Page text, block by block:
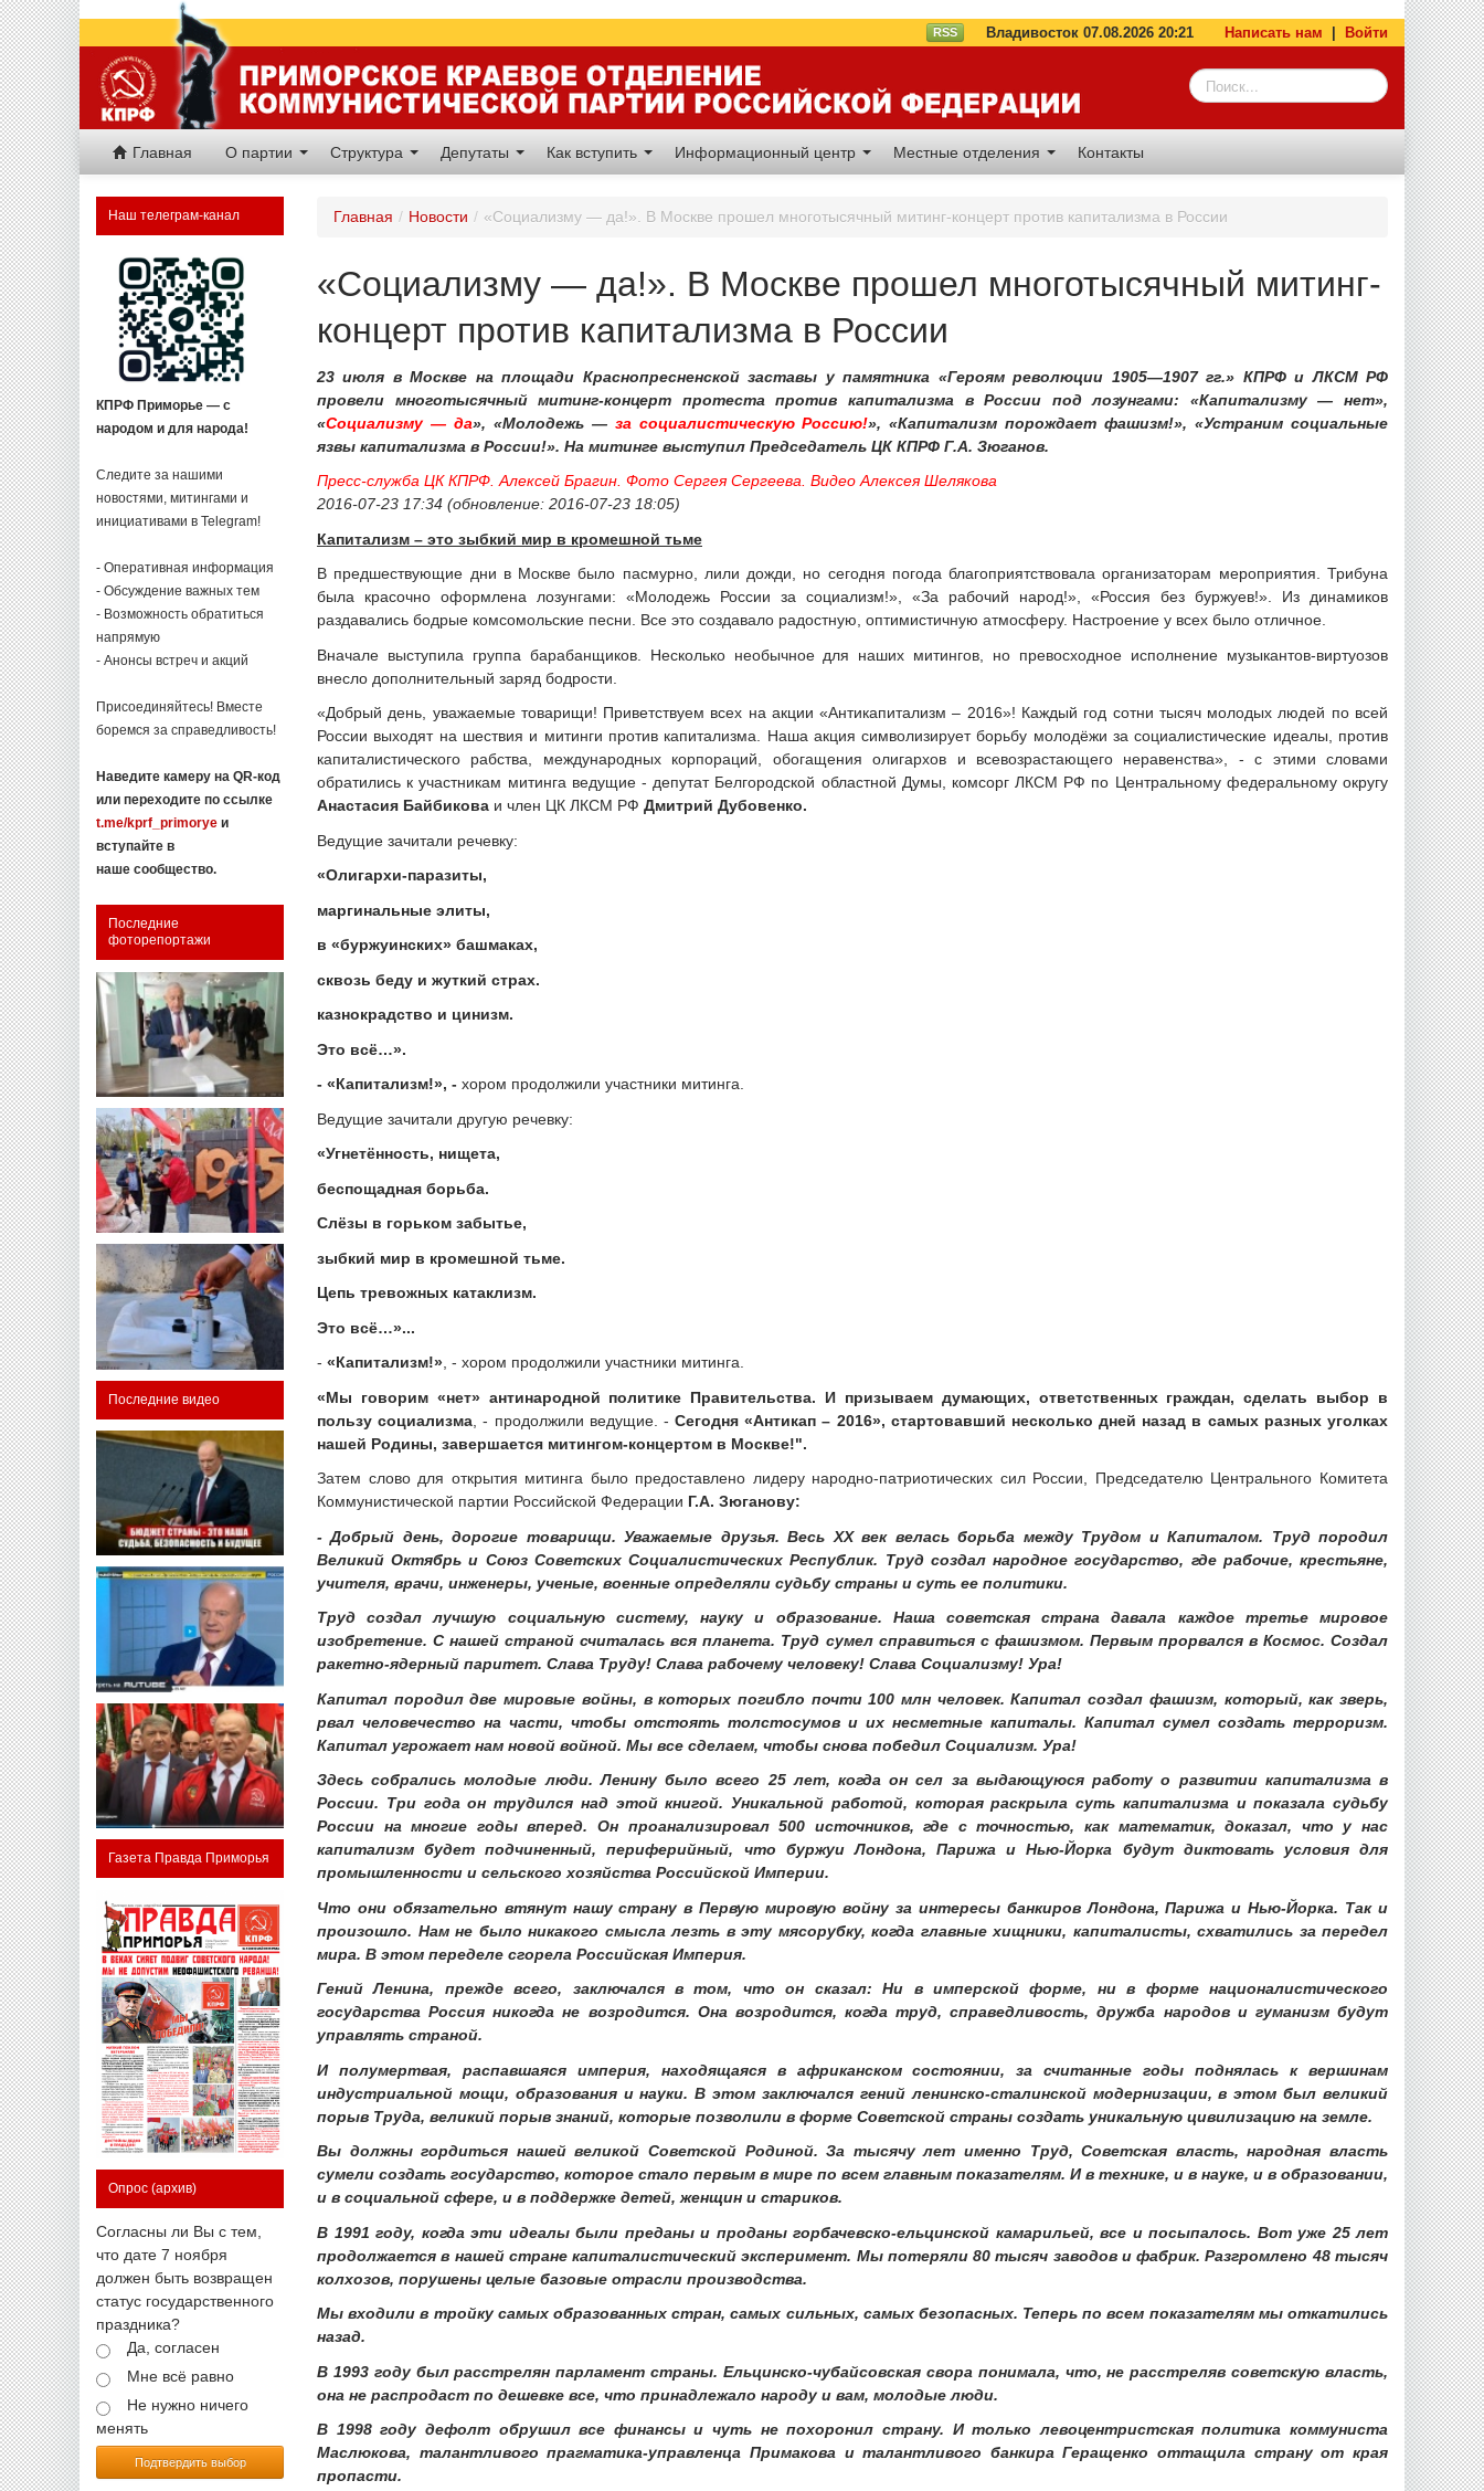
RSS Владивосток 07.08.2026 20:21 Написать нам Войти
Главная О партии Структура Депутаты Как вступить Информационный центр Местные отделения Контакты
Наш телеграм-канал
КПРФ Приморье — с
народом и для народа!
Следите за нашими
новостями, митингами и
инициативами в Telegram!
- Оперативная информация
- Обсуждение важных тем
- Возможность обратиться
напрямую
- Анонсы встреч и акций
Присоединяйтесь! Вместе
боремся за справедливость!
Наведите камеру на QR-код
или переходите по ссылке
t.me/kprf_primorye и
вступайте в
наше сообщество.
Последние
фоторепортажи
Последние видео
Газета Правда Приморья
Опрос (архив)
Согласны ли Вы с тем,
что дате 7 ноября
должен быть возвращен
статус государственного
праздника?
Да, согласен
Мне всё равно
Не нужно ничего
менять
Подтвердить выбор
Главная / Новости / «Социализму — да!». В Москве прошел многотысячный митинг-концерт против капитализма в России
«Социализму — да!». В Москве прошел многотысячный митинг-
концерт против капитализма в России
23 июля в Москве на площади Краснопресненской заставы у памятника «Героям революции 1905—1907 гг.» КПРФ и ЛКСМ РФ
провели многотысячный митинг-концерт протеста против капитализма в России под лозунгами: «Капитализму — нет»,
«Социализму — да», «Молодежь — за социалистическую Россию!», «Капитализм порождает фашизм!», «Устраним социальные
язвы капитализма в России!». На митинге выступил Председатель ЦК КПРФ Г.А. Зюганов.
Пресс-служба ЦК КПРФ. Алексей Брагин. Фото Сергея Сергеева. Видео Алексея Шелякова
2016-07-23 17:34 (обновление: 2016-07-23 18:05)
Капитализм – это зыбкий мир в кромешной тьме
В предшествующие дни в Москве было пасмурно, лили дожди, но сегодня погода благоприятствовала организаторам мероприятия. Трибуна
была красочно оформлена лозунгами: «Молодежь России за социализм!», «За рабочий народ!», «Россия без буржуев!». Из динамиков
раздавались бодрые комсомольские песни. Все это создавало радостную, оптимистичную атмосферу. Настроение у всех было отличное.
Вначале выступила группа барабанщиков. Несколько необычное для наших митингов, но превосходное исполнение музыкантов-виртуозов
внесло дополнительный заряд бодрости.
«Добрый день, уважаемые товарищи! Приветствуем всех на акции «Антикапитализм – 2016»! Каждый год сотни тысяч молодых людей по всей
России выходят на шествия и митинги против капитализма. Наша акция символизирует борьбу молодёжи за социалистические идеалы, против
капиталистического рабства, международных корпораций, обогащения олигархов и всевозрастающего неравенства», - с этими словами
обратились к участникам митинга ведущие - депутат Белгородской областной Думы, комсорг ЛКСМ РФ по Центральному федеральному округу
Анастасия Байбикова и член ЦК ЛКСМ РФ Дмитрий Дубовенко.
Ведущие зачитали речевку:
«Олигархи-паразиты,
маргинальные элиты,
в «буржуинских» башмаках,
сквозь беду и жуткий страх.
казнокрадство и цинизм.
Это всё…».
- «Капитализм!», - хором продолжили участники митинга.
Ведущие зачитали другую речевку:
«Угнетённость, нищета,
беспощадная борьба.
Слёзы в горьком забытье,
зыбкий мир в кромешной тьме.
Цепь тревожных катаклизм.
Это всё…»...
- «Капитализм!» , - хором продолжили участники митинга.
«Мы говорим «нет» антинародной политике Правительства. И призываем думающих, ответственных граждан, сделать выбор в
пользу социализма , - продолжили ведущие. -Сегодня «Антикап – 2016», стартовавший несколько дней назад в самых разных уголках
нашей Родины, завершается митингом-концертом в Москве!".
Затем слово для открытия митинга было предоставлено лидеру народно-патриотических сил России, Председателю Центрального Комитета
Коммунистической партии Российской Федерации Г.А. Зюганову:
- Добрый день, дорогие товарищи. Уважаемые друзья. Весь XX век велась борьба между Трудом и Капиталом. Труд породил
Великий Октябрь и Союз Советских Социалистических Республик. Труд создал народное государство, где рабочие, крестьяне,
учителя, врачи, инженеры, ученые, военные определяли судьбу страны и суть ее политики.
Труд создал лучшую социальную систему, науку и образование. Наша советская страна давала каждое третье мировое
изобретение. С нашей страной считалась вся планета. Труд сумел справиться с фашизмом. Первым прорвался в Космос. Создал
ракетно-ядерный паритет. Слава Труду! Слава рабочему человеку! Слава Социализму! Ура!
Капитал породил две мировые войны, в которых погибло почти 100 млн человек. Капитал создал фашизм, который, как зверь,
рвал человечество на части, чтобы отстоять толстосумов и их несметные капиталы. Капитал сумел создать терроризм.
Капитал угрожает нам новой войной. Мы все сделаем, чтобы снова победил Социализм. Ура!
Здесь собрались молодые люди. Ленину было всего 25 лет, когда он сел за выдающуюся работу о развитии капитализма в
России. Три года он трудился над этой книгой. Уникальной работой, которая раскрыла суть капитализма и показала судьбу
России на многие годы вперед. Он проанализировал 500 источников, где с точностью, как математик, доказал, что у нас
капитализм будет подчиненный, периферийный, что буржуи Лондона, Парижа и Нью-Йорка будут диктовать условия для
промышленности и сельского хозяйства Российской Империи.
Что они обязательно втянут нашу страну в Первую мировую войну за интересы банкиров Лондона, Парижа и Нью-Йорка. Так и
произошло. Нам не было никакого смысла лезть в эту мясорубку, когда главные хищники, капиталисты, схватились за передел
мира. В этом переделе сгорела Российская Империя.
Гений Ленина, прежде всего, заключался в том, что он сказал: Ни в имперской форме, ни в форме националистического
государства Россия никогда не возродится. Она возродится, когда труд, справедливость, дружба народов и гуманизм будут
управлять страной.
И полумертвая, распавшаяся империя, находящаяся в африканском состоянии, за считанные годы поднялась к вершинам
индустриальной мощи, образования и науки. В этом заключался гений ленинско-сталинской модернизации, в этом был великий
порыв Труда, великий порыв знаний, которые позволили в форме Советской страны создать уникальную цивилизацию на земле.
Вы должны гордиться нашей великой Советской Родиной. За тысячу лет именно Труд, Советская власть, народная власть
сумели создать государство, которое стало первым в мире по всем главным показателям. И в технике, и в науке, и в образовании,
и в социальной сфере, и в поддержке детей, женщин и стариков.
В 1991 году, когда эти идеалы были преданы и проданы горбачевско-ельцинской камарильей, все и посыпалось. Вот уже 25 лет
продолжается в нашей стране капиталистический эксперимент. Мы потеряли 80 тысяч заводов и фабрик. Разгромлено 48 тысяч
колхозов, порушены целые базовые отрасли производства.
Мы входили в тройку самых образованных стран, самых сильных, самых безопасных. Теперь по всем показателям мы откатились
назад.
В 1993 году был расстрелян парламент страны. Ельцинско-чубайсовская свора понимала, что, не расстреляв советскую власть,
она не распродаст по дешевке все, что принадлежало народу и вам, молодые люди.
В 1998 году дефолт обрушил все финансы и чуть не похоронил страну. И только левоцентристская политика коммуниста
Маслюкова, талантливого прагматика-управленца Примакова и талантливого банкира Геращенко оттащила страну от края
пропасти.